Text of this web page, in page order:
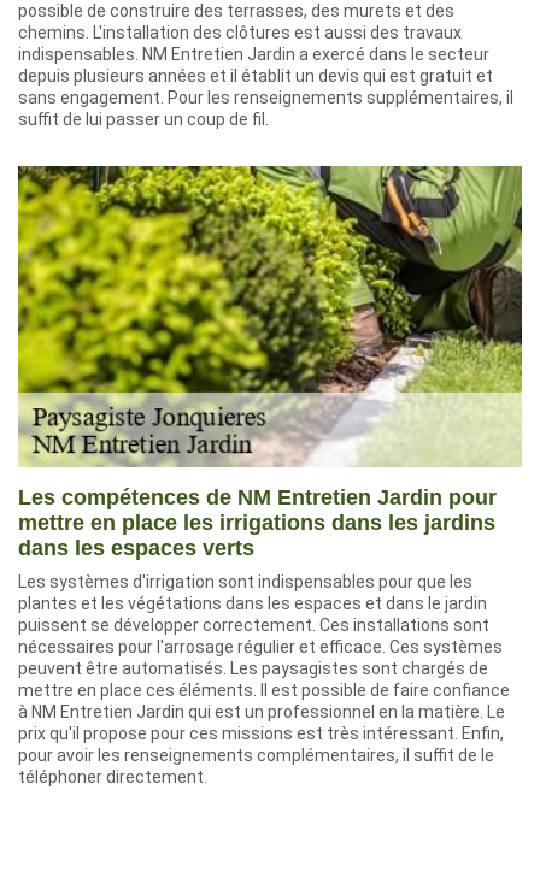
possible de construire des terrasses, des murets et des
chemins. L'installation des clôtures est aussi des travaux
indispensables. NM Entretien Jardin a exercé dans le secteur
depuis plusieurs années et il établit un devis qui est gratuit et
sans engagement. Pour les renseignements supplémentaires, il
suffit de lui passer un coup de fil.
Les compétences de NM Entretien Jardin pour
mettre en place les irrigations dans les jardins
dans les espaces verts
Les systèmes d'irrigation sont indispensables pour que les
plantes et les végétations dans les espaces et dans le jardin
puissent se développer correctement. Ces installations sont
nécessaires pour l'arrosage régulier et efficace. Ces systèmes
peuvent être automatisés. Les paysagistes sont chargés de
mettre en place ces éléments. Il est possible de faire confiance
à NM Entretien Jardin qui est un professionnel en la matière. Le
prix qu'il propose pour ces missions est très intéressant. Enfin,
pour avoir les renseignements complémentaires, il suffit de le
téléphoner directement.